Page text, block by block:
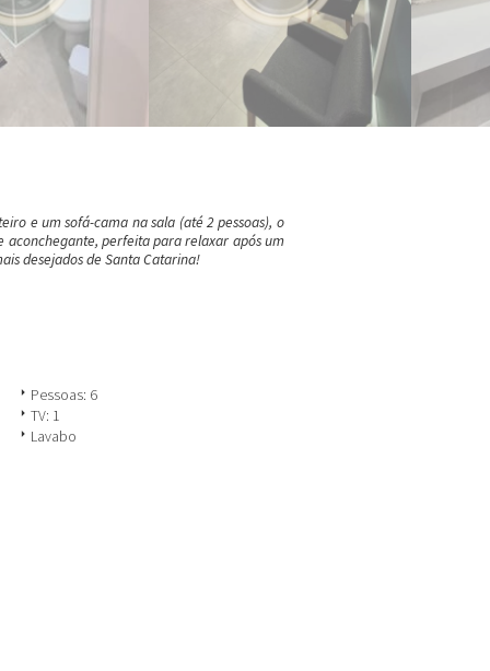
e um sofá-cama na sala (até 2 pessoas), o
aconchegante, perfeita para relaxar após um
desejados de Santa Catarina!
arrow_right Pessoas: 6
arrow_rightTV: 1
arrow_right Lavabo